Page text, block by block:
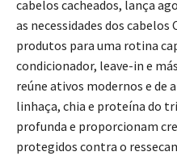
cabelos cacheados, lança
as necessidades dos cabelos
produtos para uma rotina
condicionador, leave-in e
reúne ativos modernos e de
linhaça, chia e proteína do
profunda e proporcionam
protegidos contra o